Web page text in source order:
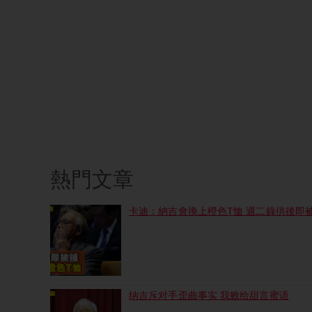
熱門文章
卡迪：納吉會換上橙色T恤 週二錄供後即
纳吉斥对手歪曲事实 我败给甜言蜜语